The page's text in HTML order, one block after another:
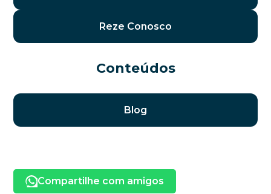
Reze Conosco
Conteúdos
Blog
Compartilhe com amigos